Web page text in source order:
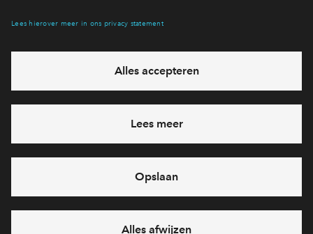
Hiermee blijf je op de hoogte van het belangrijkste nieuws en
Ja, ik wil mij aanmelden
Heb je een vraag en wil je direct antwoord? Bel ons op
712 26 85
feestdagen)
vandaag gesloten, maandag zijn we vanaf
09:00 uur weer
bereikbaar